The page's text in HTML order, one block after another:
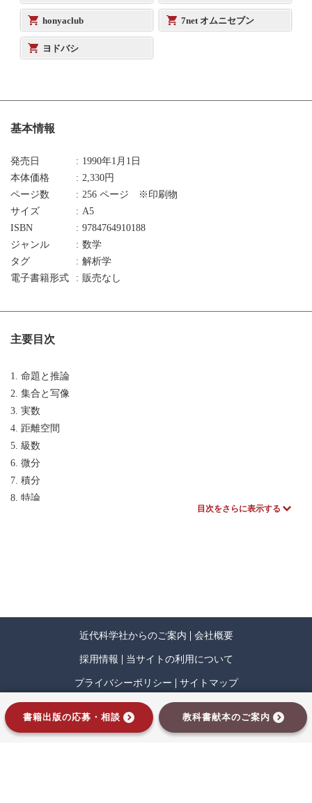
honyaclub 7net オムニセブン
ヨドバシ
基本情報
発売日
1990年1月1日
本体価格
2,330円
ページ数
256 ページ ※印刷物
サイズ
A5
ISBN
9784764910188
ジャンル
数学
タグ
解析学
電子書籍形式
販売なし
主要目次
1. 命題と推論
2. 集合と写像
3. 実数
4. 距離空間
5. 級数
6. 微分
7. 積分
8. 特論
目次をさらに表示する
近代科学社からのご案内 会社概要
採用情報 当サイトの利用について
プライバシーポリシー サイトマップ
インプレスグループ
書籍出版の応募・相談 教科書献本のご案内